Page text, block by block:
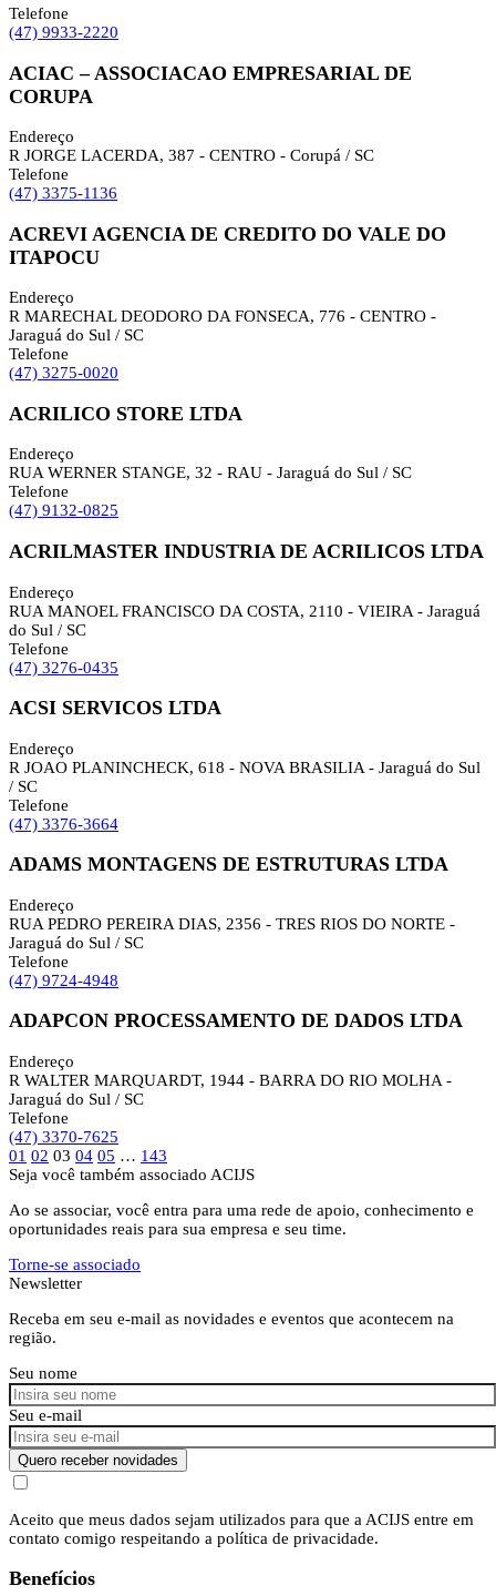
Telefone
(47) 9933-2220
ACIAC – ASSOCIACAO EMPRESARIAL DE
CORUPA
Endereço
R JORGE LACERDA, 387 - CENTRO - Corupá / SC
Telefone
(47) 3375-1136
ACREVI AGENCIA DE CREDITO DO VALE DO
ITAPOCU
Endereço
R MARECHAL DEODORO DA FONSECA, 776 - CENTRO -
Jaraguá do Sul / SC
Telefone
(47) 3275-0020
ACRILICO STORE LTDA
Endereço
RUA WERNER STANGE, 32 - RAU - Jaraguá do Sul / SC
Telefone
(47) 9132-0825
ACRILMASTER INDUSTRIA DE ACRILICOS LTDA
Endereço
RUA MANOEL FRANCISCO DA COSTA, 2110 - VIEIRA - Jaraguá
do Sul / SC
Telefone
(47) 3276-0435
ACSI SERVICOS LTDA
Endereço
R JOAO PLANINCHECK, 618 - NOVA BRASILIA - Jaraguá do Sul
/ SC
Telefone
(47) 3376-3664
ADAMS MONTAGENS DE ESTRUTURAS LTDA
Endereço
RUA PEDRO PEREIRA DIAS, 2356 - TRES RIOS DO NORTE -
Jaraguá do Sul / SC
Telefone
(47) 9724-4948
ADAPCON PROCESSAMENTO DE DADOS LTDA
Endereço
R WALTER MARQUARDT, 1944 - BARRA DO RIO MOLHA -
Jaraguá do Sul / SC
Telefone
(47) 3370-7625
01 02 03 04 05 … 143
Seja você também associado ACIJS
Ao se associar, você entra para uma rede de apoio, conhecimento e
oportunidades reais para sua empresa e seu time.
Torne-se associado
Newsletter
Receba em seu e-mail as novidades e eventos que acontecem na
região.
Seu nome
Seu e-mail
Quero receber novidades
Aceito que meus dados sejam utilizados para que a ACIJS entre em
contato comigo respeitando a política de privacidade.
Benefícios